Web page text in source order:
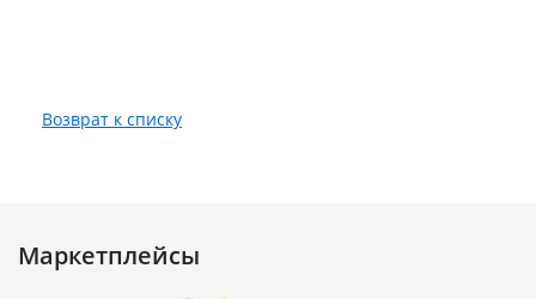
Возврат к списку
Маркетплейсы